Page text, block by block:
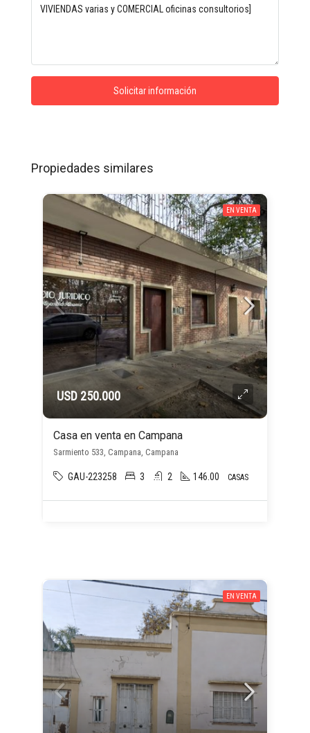
Solicitar información
Propiedades similares
EN VENTA
USD 250.000
Casa en venta en Campana
Sarmiento 533, Campana, Campana
GAU-223258 3 2 146.00 CASAS
EN VENTA